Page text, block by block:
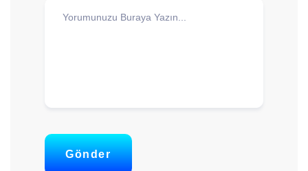
Gönder